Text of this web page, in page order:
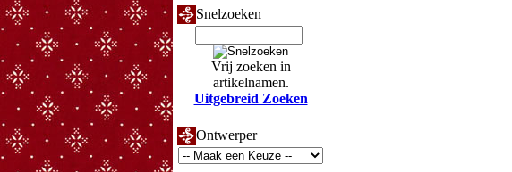
Snelzoeken
Vrij zoeken in
artikelnamen.
Uitgebreid Zoeken
Ontwerper